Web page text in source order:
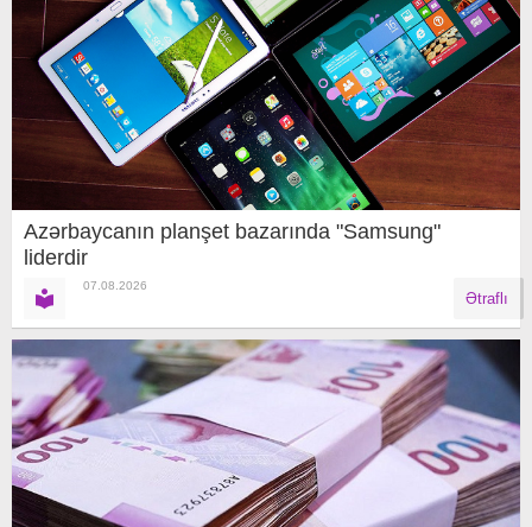
Azərbaycanın planşet bazarında "Samsung"
liderdir
07.08.2026
Ətraflı